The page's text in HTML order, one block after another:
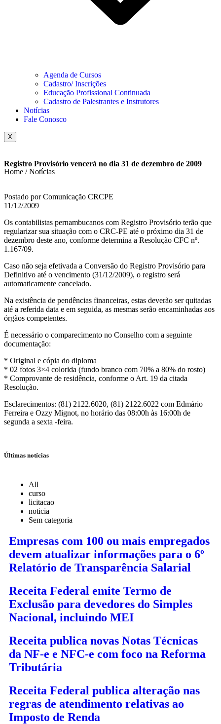
Agenda de Cursos
Cadastro/ Inscrições
Educação Profissional Continuada
Cadastro de Palestrantes e Instrutores
Notícias
Fale Conosco
X
Registro Provisório vencerá no dia 31 de dezembro de 2009
Home / Notícias
Postado por Comunicação CRCPE
11/12/2009
Os contabilistas pernambucanos com Registro Provisório terão que
regularizar sua situação com o CRC-PE até o próximo dia 31 de
dezembro deste ano, conforme determina a Resolução CFC nº.
1.167/09.
Caso não seja efetivada a Conversão do Registro Provisório para
Definitivo até o vencimento (31/12/2009), o registro será
automaticamente cancelado.
Na existência de pendências financeiras, estas deverão ser quitadas
até a referida data e em seguida, as mesmas serão encaminhadas aos
órgãos competentes.
É necessário o comparecimento no Conselho com a seguinte
documentação:
* Original e cópia do diploma
* 02 fotos 3×4 colorida (fundo branco com 70% a 80% do rosto)
* Comprovante de residência, conforme o Art. 19 da citada
Resolução.
Esclarecimentos: (81) 2122.6020, (81) 2122.6022 com Edmário
Ferreira e Ozzy Mignot, no horário das 08:00h às 16:00h de
segunda a sexta -feira.
Últimas notícias
All
curso
licitacao
noticia
Sem categoria
Empresas com 100 ou mais empregados
devem atualizar informações para o 6º
Relatório de Transparência Salarial
Receita Federal emite Termo de
Exclusão para devedores do Simples
Nacional, incluindo MEI
Receita publica novas Notas Técnicas
da NF-e e NFC-e com foco na Reforma
Tributária
Receita Federal publica alteração nas
regras de atendimento relativas ao
Imposto de Renda